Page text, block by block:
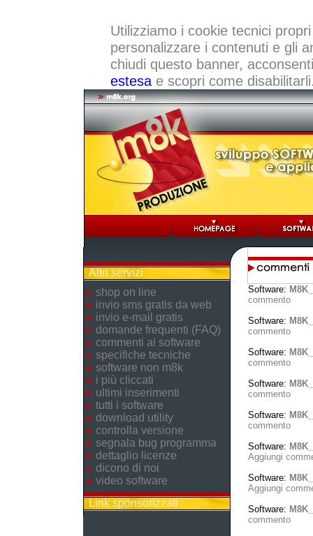
Utilizziamo i cookie tecnici
personalizzare i contenuti e gli
chiudi questo banner,
estesae scopri come
Altri servizi
shop on line
invio sms gratis da web
invio e-mail gratis
domande frequenti (FAQ)
commenti ai software
specifiche tecniche
software non m8k
i più cliccati
ultimi inserimenti
tutti i software
download utility
controlla versione
segnala bug programma
dettaglio licenze
dicono di noi
video software
Link sponsorizzati
Software:
commento
Software:
commento
Software:
commento
Software:
commento
Software:
commento
Software:
Aggiungi
Software:
Aggiungi
Software:
commento